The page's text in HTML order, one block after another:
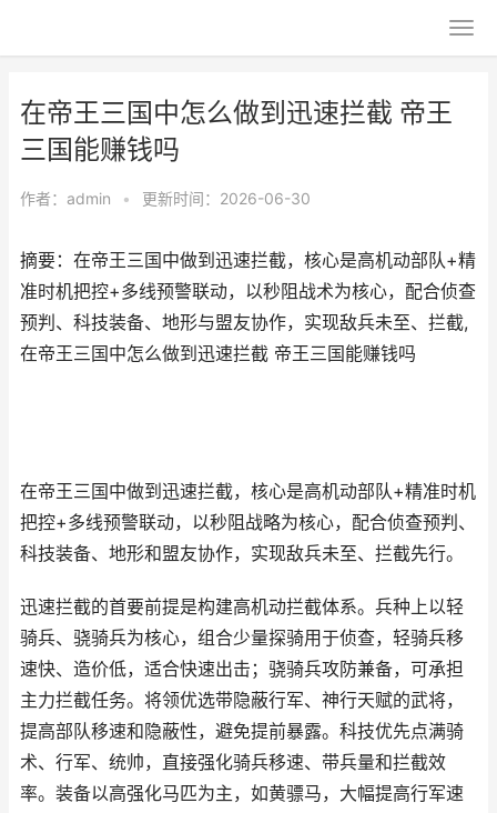
在帝王三国中怎么做到迅速拦截 帝王
三国能赚钱吗
作者： admin • 更新时间：2026-06-30
摘要：在帝王三国中做到迅速拦截，核心是高机动部队+精
准时机把控+多线预警联动，以秒阻战术为核心，配合侦查
预判、科技装备、地形与盟友协作，实现敌兵未至、拦截,
在帝王三国中怎么做到迅速拦截 帝王三国能赚钱吗
在帝王三国中做到迅速拦截，核心是高机动部队+精准时机
把控+多线预警联动，以秒阻战略为核心，配合侦查预判、
科技装备、地形和盟友协作，实现敌兵未至、拦截先行。
迅速拦截的首要前提是构建高机动拦截体系。兵种上以轻
骑兵、骁骑兵为核心，组合少量探骑用于侦查，轻骑兵移
速快、造价低，适合快速出击；骁骑兵攻防兼备，可承担
主力拦截任务。将领优选带隐蔽行军、神行天赋的武将，
提高部队移速和隐蔽性，避免提前暴露。科技优先点满骑
术、行军、统帅，直接强化骑兵移速、带兵量和拦截效
率。装备以高强化马匹为主，如黄骠马，大幅提高行军速